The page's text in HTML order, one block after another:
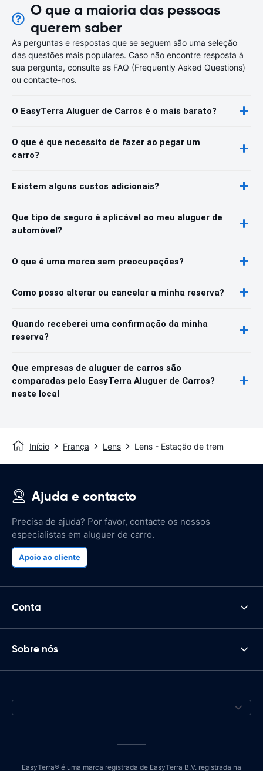
O que a maioria das pessoas
querem saber
As perguntas e respostas que se seguem são uma seleção
das questões mais populares. Caso não encontre resposta à
sua pergunta, consulte as FAQ (Frequently Asked Questions)
ou contacte-nos.
O EasyTerra Aluguer de Carros é o mais barato?
O que é que necessito de fazer ao pegar um
carro?
Existem alguns custos adicionais?
Que tipo de seguro é aplicável ao meu aluguer de
automóvel?
O que é uma marca sem preocupações?
Como posso alterar ou cancelar a minha reserva?
Quando receberei uma confirmação da minha
reserva?
Que empresas de aluguer de carros são
comparadas pelo EasyTerra Aluguer de Carros?
neste local
Início França Lens Lens - Estação de trem
Ajuda e contacto
Precisa de ajuda? Por favor, contacte os nossos
especialistas em aluguer de carro.
Apoio ao cliente
Conta
Sobre nós
EasyTerra® é uma marca registrada de EasyTerra B.V. registrada na